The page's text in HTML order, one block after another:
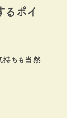
るポイ
持ちも当然